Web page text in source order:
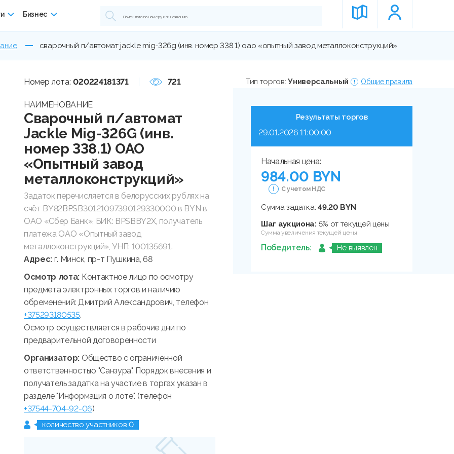
Бизнес
сварочный п/автомат jackle mig-326g (инв. номер 338.1) оао «опытный завод металлоконструкций»
Номер лота: 020224181371 721
НАИМЕНОВАНИЕ
Сварочный п/автомат
Jackle Mig-326G (инв.
номер 338.1) ОАО
«Опытный завод
металлоконструкций»
Задаток перечисляется в белорусских рублях на
счёт BY82BPSB30121097390129330000 в BYN в
ОАО «Сбер Банк», БИК: BPSBBY2X, получатель
платежа ОАО «Опытный завод
металлоконструкций», УНП: 100135691.
Адрес: г. Минск, пр-т Пушкина, 68
Осмотр лота: Контактное лицо по осмотру
предмета электронных торгов и наличию
обременений: Дмитрий Александрович, телефон
+375293180535.
Осмотр осуществляется в рабочие дни по
предварительной договоренности
Организатор: Общество с ограниченной
ответственностью "Санзура". Порядок внесения и
получатель задатка на участие в торгах указан в
разделе "Информация о лоте". (телефон
+37544-704-92-06)
количество участников 0
Тип торгов:Универсальный Общие правила
Результаты торгов
29.01.2026 11:00:00
Начальная цена:
984.00 BYN
С учетом НДС
Сумма задатка:49.20 BYN
Шаг аукциона: 5% от текущей цены
Сумма увеличения текущей цены
Победитель: Не выявлен